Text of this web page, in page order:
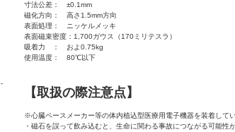
寸法公差： ±0.1mm
磁化方向： 高さ1.5mm方向
表面処理： ニッケルメッキ
表面磁束密度：1,700ガウス（170ミリテスラ）
吸着力 ： およ0.75kg
使用温度： 80℃以下
【取扱の際注意点】
※心臓ペースメーカー等の体内植込型医療用電子機器を装着して
・磁石を誤って飲み込むと、生命に関わる事故につながる可能性